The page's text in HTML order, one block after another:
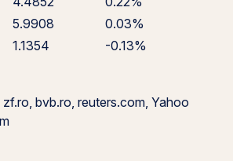
5.9908
0.03%
1.1354 -0.13%
bvb.ro, reuters.com, Yahoo